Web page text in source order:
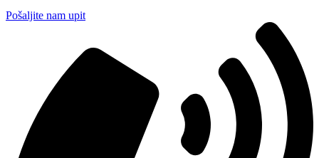
Pošaljite nam upit